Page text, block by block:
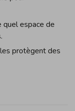
espace de
protègent des